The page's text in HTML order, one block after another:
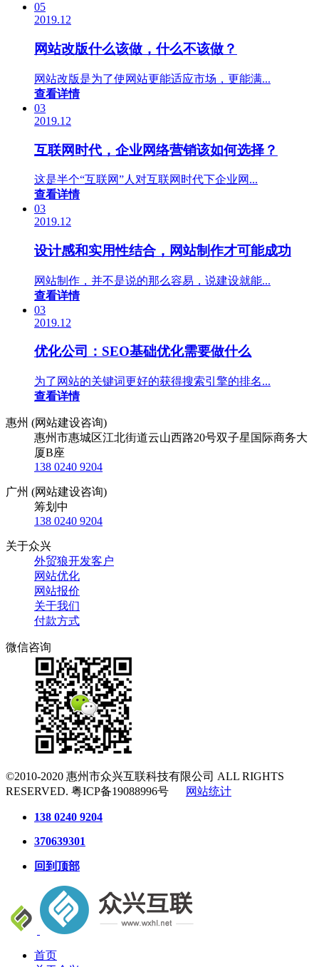
05
2019.12
网站改版什么该做，什么不该做？
网站改版是为了使网站更能适应市场，更能满...
查看详情
03
2019.12
互联网时代，企业网络营销该如何选择？
这是半个“互联网”人对互联网时代下企业网...
查看详情
03
2019.12
设计感和实用性结合，网站制作才可能成功
网站制作，并不是说的那么容易，说建设就能...
查看详情
03
2019.12
优化公司：SEO基础优化需要做什么
为了网站的关键词更好的获得搜索引擎的排名...
查看详情
惠州 (网站建设咨询)
惠州市惠城区江北街道云山西路20号双子星国际商务大
厦B座
138 0240 9204
广州 (网站建设咨询)
筹划中
138 0240 9204
关于众兴
外贸狼开发客户
网站优化
网站报价
关于我们
付款方式
微信咨询
©2010-2020 惠州市众兴互联科技有限公司 ALL RIGHTS
RESERVED. 粤ICP备19088996号 网站统计
138 0240 9204
370639301
回到顶部
首页